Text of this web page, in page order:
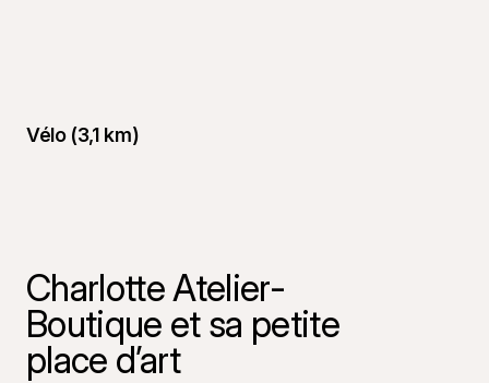
Vélo (3,1 km)
Charlotte Atelier-
Boutique et sa petite
place d’art